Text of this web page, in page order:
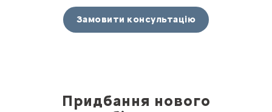
Замовити консультацію
Придбання нового